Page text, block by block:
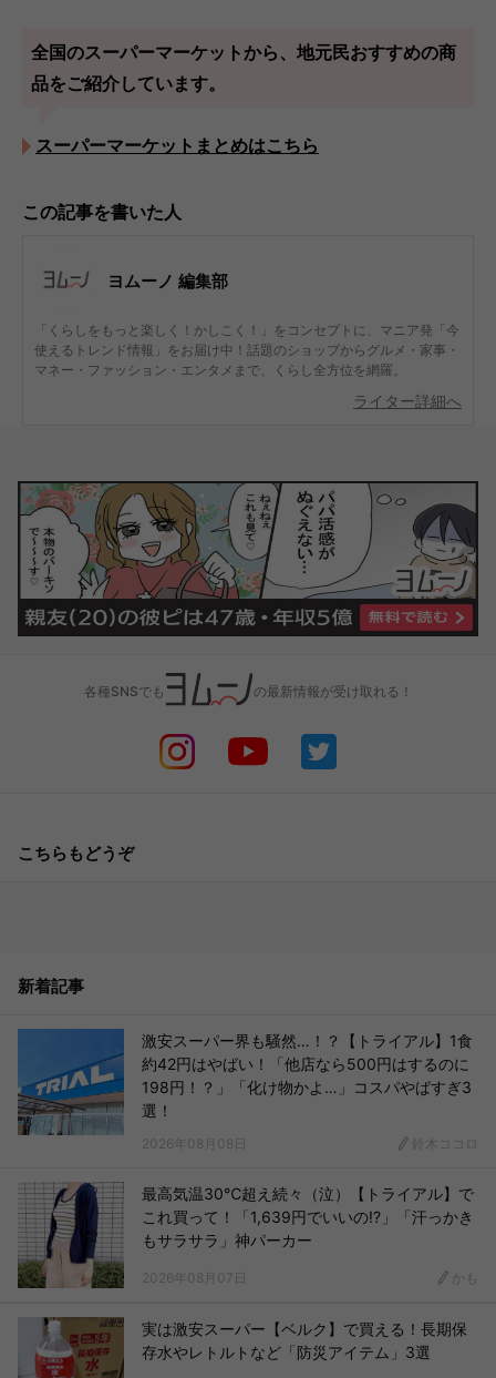
全国のスーパーマーケットから、地元民おすすめの商
品をご紹介しています。
スーパーマーケットまとめはこちら
この記事を書いた人
ヨムーノ 編集部
「くらしをもっと楽しく！かしこく！」をコンセプトに、マニア発「今
使えるトレンド情報」をお届け中！話題のショップからグルメ・家事・
マネー・ファッション・エンタメまで、くらし全方位を網羅。
ライター詳細へ
各種SNSでも の最新情報が受け取れる！
こちらもどうぞ
新着記事
激安スーパー界も騒然…！？【トライアル】1食
約42円はやばい！「他店なら500円はするのに
198円！？」「化け物かよ…」コスパやばすぎ3
選！
2026年08月08日 鈴木ココロ
最高気温30℃超え続々（泣）【トライアル】で
これ買って！「1,639円でいいの!?」「汗っかき
もサラサラ」神パーカー
2026年08月07日 かも
実は激安スーパー【ベルク】で買える！長期保
存水やレトルトなど「防災アイテム」3選